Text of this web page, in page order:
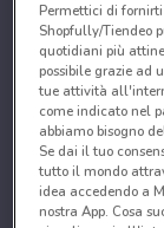
Permettici di
Shopfully/Tiendeo
quotidiani più
possibile grazie ad
tue attività
come indicato nel
abbiamo bisogno
Se dai il tuo
tutto il mondo
idea accedendo a
nostra App. Cosa